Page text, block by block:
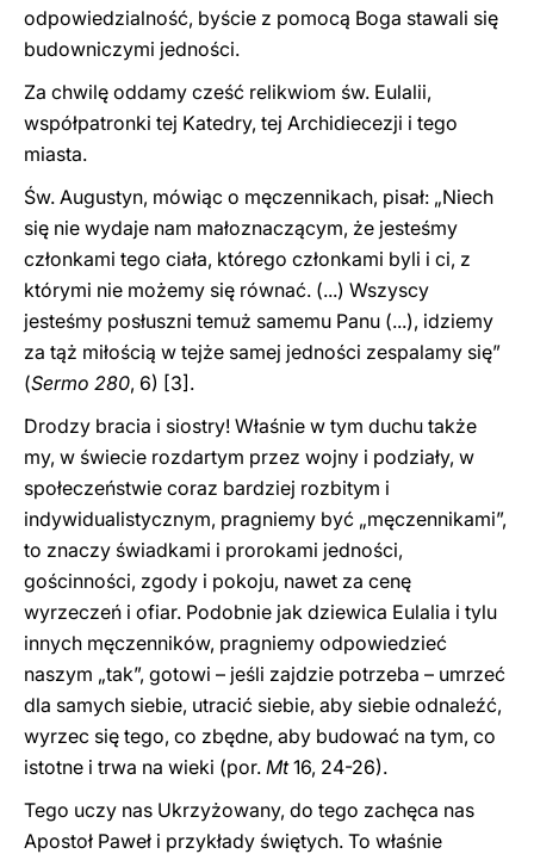
odpowiedzialność, byście z pomocą Boga stawali się
budowniczymi jedności.
Za chwilę oddamy cześć relikwiom św. Eulalii,
współpatronki tej Katedry, tej Archidiecezji i tego
miasta.
Św. Augustyn, mówiąc o męczennikach, pisał: „Niech
się nie wydaje nam małoznaczącym, że jesteśmy
członkami tego ciała, którego członkami byli i ci, z
którymi nie możemy się równać. (...) Wszyscy
jesteśmy posłuszni temuż samemu Panu (...), idziemy
za tąż miłością w tejże samej jedności zespalamy się”
(Sermo 280, 6) [3].
Drodzy bracia i siostry! Właśnie w tym duchu także
my, w świecie rozdartym przez wojny i podziały, w
społeczeństwie coraz bardziej rozbitym i
indywidualistycznym, pragniemy być „męczennikami”,
to znaczy świadkami i prorokami jedności,
gościnności, zgody i pokoju, nawet za cenę
wyrzeczeń i ofiar. Podobnie jak dziewica Eulalia i tylu
innych męczenników, pragniemy odpowiedzieć
naszym „tak”, gotowi – jeśli zajdzie potrzeba – umrzeć
dla samych siebie, utracić siebie, aby siebie odnaleźć,
wyrzec się tego, co zbędne, aby budować na tym, co
istotne i trwa na wieki (por. Mt16, 24-26).
Tego uczy nas Ukrzyżowany, do tego zachęca nas
Apostoł Paweł i przykłady świętych. To właśnie